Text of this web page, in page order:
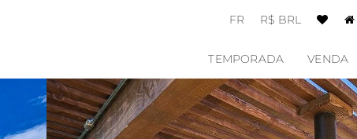
FR R$ BRL
TEMPORADA VENDA